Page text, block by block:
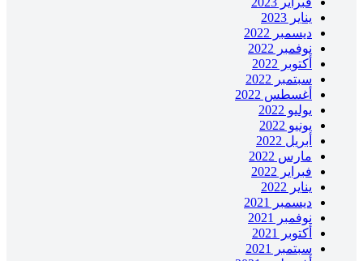
يناير 2023
ديسمبر 2022
نوفمبر 2022
أكتوبر 2022
سبتمبر 2022
أغسطس 2022
يوليو 2022
يونيو 2022
أبريل 2022
مارس 2022
فبراير 2022
يناير 2022
ديسمبر 2021
نوفمبر 2021
أكتوبر 2021
سبتمبر 2021